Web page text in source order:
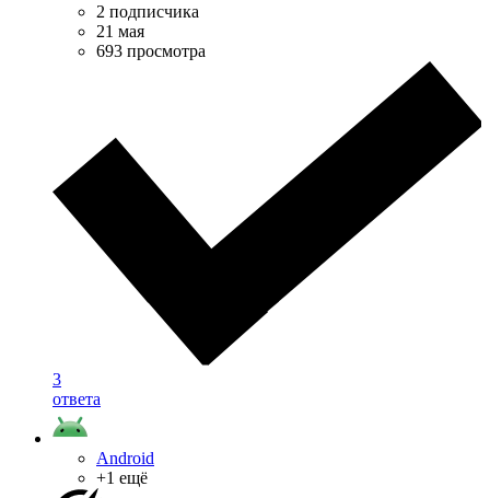
2 подписчика
21 мая
693 просмотра
3
ответа
Android
+1 ещё